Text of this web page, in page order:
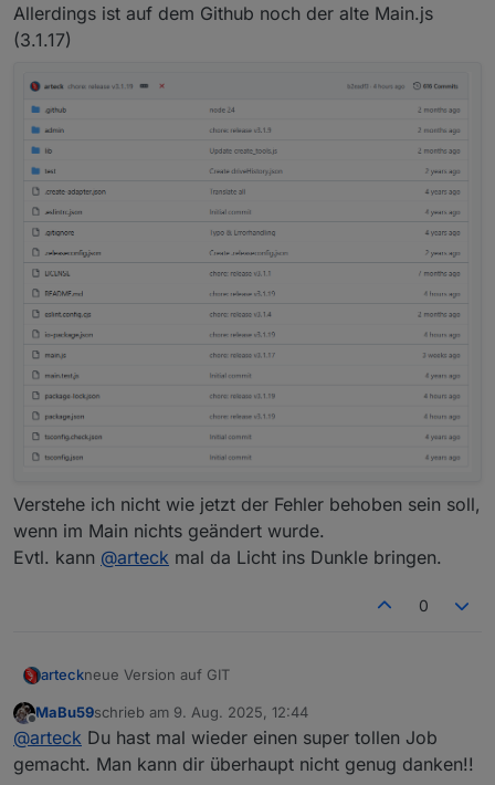
Er zieht dann die letzte Fassung, bei mir nun 3.1.19.
Allerdings ist auf dem Github noch der alte Main.js
(3.1.17)
Verstehe ich nicht wie jetzt der Fehler behoben sein soll,
wenn im Main nichts geändert wurde.
Evtl. kann @arteck mal da Licht ins Dunkle bringen.
0
arteckneue Version auf GIT
haltmal ein Auge drauf ob alle Datenpunkte aktualisiert
werden
Offline
MaBu59schrieb am 9. Aug. 2025, 12:44
zuletzt editiert von
@arteck Du hast mal wieder einen super tollen Job
gemacht. Man kann dir überhaupt nicht genug danken!!